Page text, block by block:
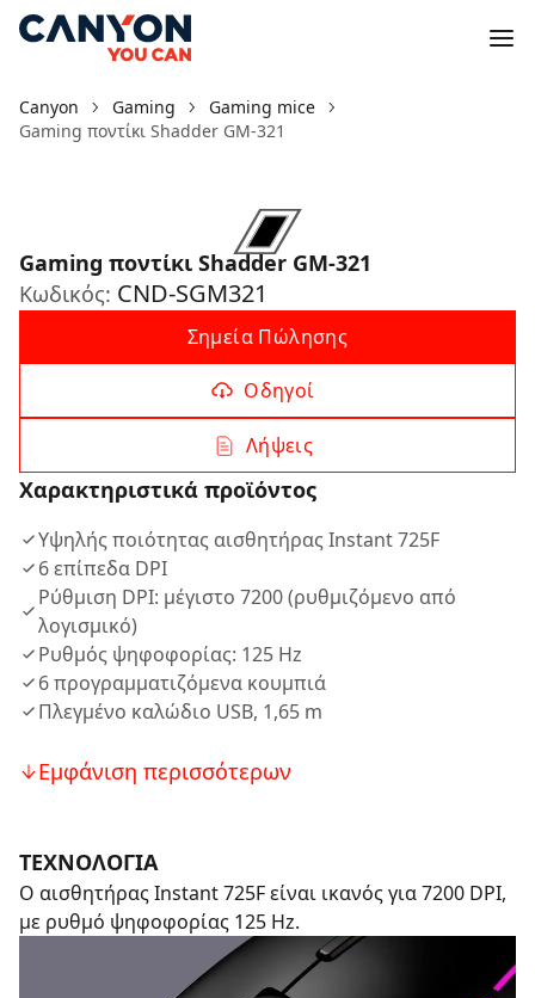
Canyon Gaming
Gaming mice
Gaming ποντίκι Shadder GM-321
Gaming ποντίκι Shadder GM-321
Κωδικός: CND-SGM321
Σημεία Πώλησης
Οδηγοί
Λήψεις
Χαρακτηριστικά προϊόντος
Υψηλής ποιότητας αισθητήρας Instant 725F
6 επίπεδα DPI
Ρύθμιση DPI: μέγιστο 7200 (ρυθμιζόμενο από
λογισμικό)
Ρυθμός ψηφοφορίας: 125 Hz
6 προγραμματιζόμενα κουμπιά
Πλεγμένο καλώδιο USB, 1,65 m
Εμφάνιση περισσότερων
ΤΕΧΝΟΛΟΓΙΑ
Ο αισθητήρας Instant 725F είναι ικανός για 7200 DPI,
με ρυθμό ψηφοφορίας 125 Hz.